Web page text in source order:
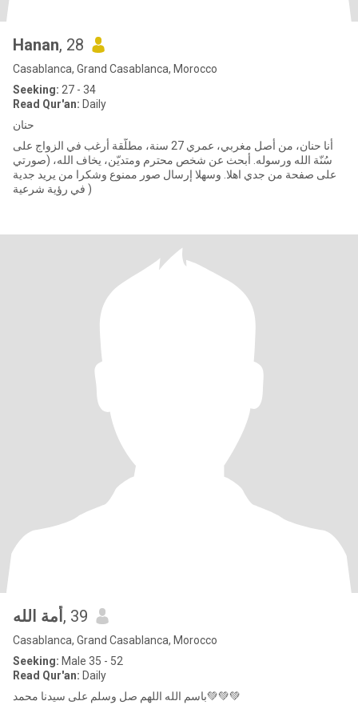
Hanan, 28
Casablanca, Grand Casablanca, Morocco
Seeking: 27 - 34
Read Qur'an: Daily
حنان
أنا حنان، من أصل مغربي، عمري 27 سنة، مطلّقة أرغب في الزواج على
سُنّة الله ورسوله. أبحث عن شخص محترم ومتديّن، يخاف الله، (صورتي
على صفحة من جدي اهلا. وسهلا إرسال صور ممنوع وشكرا من يريد جدية
في رؤية شرعية )
أمة الله , 39
Casablanca, Grand Casablanca, Morocco
Seeking: Male 35 - 52
Read Qur'an: Daily
باسم الله اللهم صل وسلم على سيدنا محمد💚💚💚